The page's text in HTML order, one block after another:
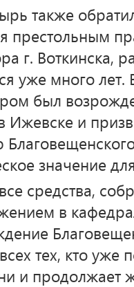
также
престольным
г. Воткинска,
уже много лет.
был
Ижевске и
значение
средства,
в
тех, кто уже
и продолжает